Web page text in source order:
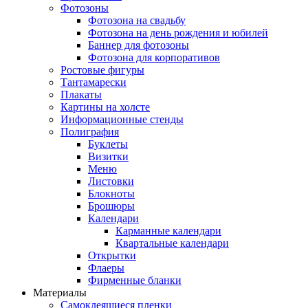
Фотозоны
Фотозона на свадьбу
Фотозона на день рождения и юбилей
Баннер для фотозоны
Фотозона для корпоративов
Ростовые фигуры
Тантамарески
Плакаты
Картины на холсте
Информационные стенды
Полиграфия
Буклеты
Визитки
Меню
Листовки
Блокноты
Брошюры
Календари
Карманные календари
Квартальные календари
Открытки
Флаеры
Фирменные бланки
Материалы
Самоклеящиеся пленки